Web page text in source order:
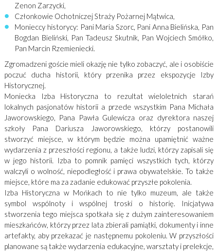
Zenon Zarzycki,
Członkowie Ochotniczej Straży Pożarnej Mątwica,
Monieccy historycy: Pani Maria Szorc, Pani Anna Bielińska, Pan
Bogdan Bieliński, Pan Tadeusz Skutnik, Pan Wojciech Smółko,
Pan Marcin Rzemieniecki.
Zgromadzeni goście mieli okazję nie tylko zobaczyć, ale i osobiście
poczuć ducha historii, który przenika przez ekspozycje Izby
Historycznej.
Moniecka Izba Historyczna to rezultat wieloletnich starań
lokalnych pasjonatów historii a przede wszystkim Pana Michała
Jaworowskiego, Pana Pawła Gulewicza oraz dyrektora naszej
szkoły Pana Dariusza Jaworowskiego, którzy postanowili
stworzyć miejsce, w którym będzie można upamiętnić ważne
wydarzenia z przeszłości regionu, a także ludzi, którzy zapisali się
w jego historii. Izba to pomnik pamięci wszystkich tych, którzy
walczyli o wolność, niepodległość i prawa obywatelskie. To także
miejsce, które ma za zadanie edukować przyszłe pokolenia.
Izba Historyczna w Mońkach to nie tylko muzeum, ale także
symbol wspólnoty i wspólnej troski o historię. Inicjatywa
stworzenia tego miejsca spotkała się z dużym zainteresowaniem
mieszkańców, którzy przez lata zbierali pamiątki, dokumenty i inne
artefakty, aby przekazać je następnemu pokoleniu. W przyszłości
planowane są także wydarzenia edukacyjne, warsztaty i prelekcje,